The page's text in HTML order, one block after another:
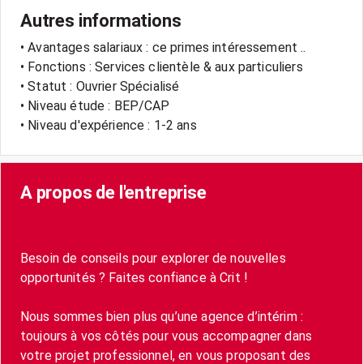
Autres informations
• Avantages salariaux : ce primes intéressement ..
• Fonctions : Services clientèle & aux particuliers
• Statut : Ouvrier Spécialisé
• Niveau étude : BEP/CAP
• Niveau d'expérience : 1-2 ans
A propos de l'entreprise
Besoin de conseils pour explorer de nouvelles
opportunités ? Faites confiance à Crit !
Nous sommes bien plus qu’une agence d’intérim :
toujours à vos côtés pour vous accompagner dans
votre projet professionnel, en vous proposant des